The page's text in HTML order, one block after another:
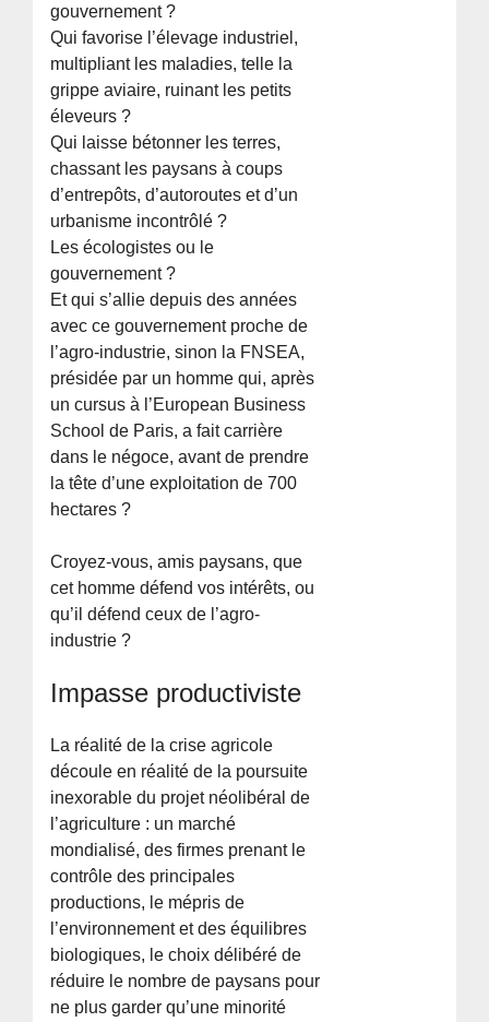
gouvernement ?
Qui favorise l’élevage industriel,
multipliant les maladies, telle la
grippe aviaire, ruinant les petits
éleveurs ?
Qui laisse bétonner les terres,
chassant les paysans à coups
d’entrepôts, d’autoroutes et d’un
urbanisme incontrôlé ?
Les écologistes ou le
gouvernement ?
Et qui s’allie depuis des années
avec ce gouvernement proche de
l’agro-industrie, sinon la FNSEA,
présidée par un homme qui, après
un cursus à l’European Business
School de Paris, a fait carrière
dans le négoce, avant de prendre
la tête d’une exploitation de 700
hectares ?
Croyez-vous, amis paysans, que
cet homme défend vos intérêts, ou
qu’il défend ceux de l’agro-
industrie ?
Impasse productiviste
La réalité de la crise agricole
découle en réalité de la poursuite
inexorable du projet néolibéral de
l’agriculture : un marché
mondialisé, des firmes prenant le
contrôle des principales
productions, le mépris de
l’environnement et des équilibres
biologiques, le choix délibéré de
réduire le nombre de paysans pour
ne plus garder qu’une minorité